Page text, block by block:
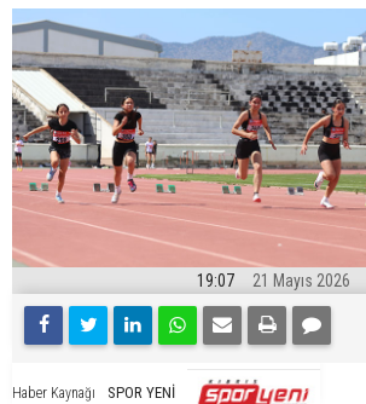
19:07 21 Mayıs 2026
Haber Kaynağı SPOR YENİ